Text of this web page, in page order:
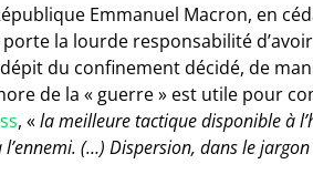
Emmanuel Macron, en
la lourde responsabilité
du confinement décidé, de
de la « guerre » est utile pour
, «la meilleure tactique disponible à
(…) Dispersion, dans le